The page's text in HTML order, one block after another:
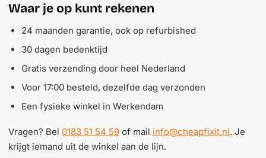
Waar je op kunt rekenen
24 maanden garantie, ook op refurbished
30 dagen bedenktijd
Gratis verzending door heel Nederland
Voor 17:00 besteld, dezelfde dag verzonden
Een fysieke winkel in Werkendam
Vragen? Bel 0183 51 54 59 of mail info@cheapfixit.nl. Je
krijgt iemand uit de winkel aan de lijn.